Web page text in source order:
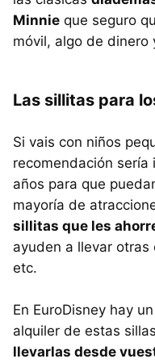
Minnie que seguro
móvil, algo de dinero
Las sillitas para
Si vais con niños
recomendación
años para que
mayoría de
sillitas que les
ayuden a llevar
etc.
En EuroDisney hay
alquiler de estas
llevarlas desde